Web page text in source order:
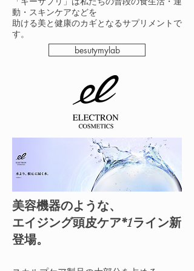
動・スキンケアなどを
助ける美と健康のカギとなるサプリメントで
す。
besutymylab
美容機器のような、
エイジング頭皮ケア*1ライン新
登場。